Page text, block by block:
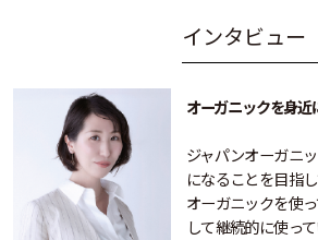
インタビュー
オーガニックを身近
ジャパンオーガニ
になることを目指し
オーガニックを使
して継続的に使っ